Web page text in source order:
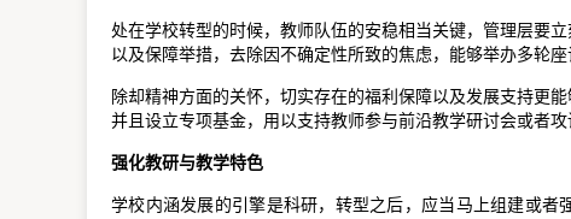
处在学校转型的时候，教师队伍的安稳相当关键，管理层要
以及保障举措，去除因不确定性所致的焦虑，能够举办多轮座
除却精神方面的关怀，切实存在的福利保障以及发展支持更
并且设立专项基金，用以支持教师参与前沿教学研讨会或者
强化教研与教学特色
学校内涵发展的引擎是科研，转型之后，应当马上组建或